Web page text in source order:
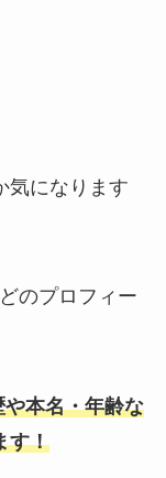
気になります
のプロフィー
本名・年齢な
す！